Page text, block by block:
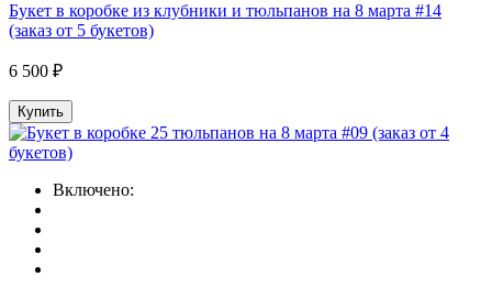
Букет в коробке из клубники и тюльпанов на 8 марта #14
(заказ от 5 букетов)
6 500 ₽
Купить
Включено: